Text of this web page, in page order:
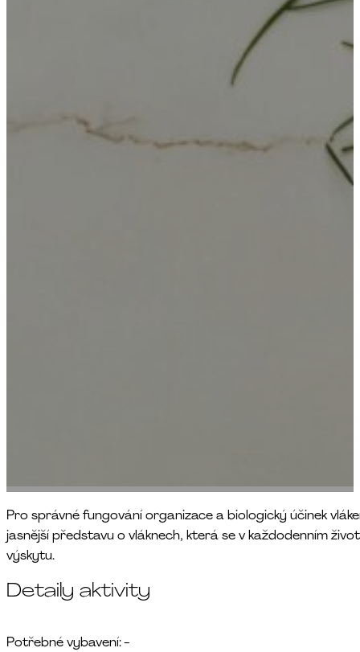
Pro správné fungování organizace a biologický účinek
jasnější představu o vláknech, která se v každodenním
výskytu.
Detaily aktivity
Potřebné vybavení: -